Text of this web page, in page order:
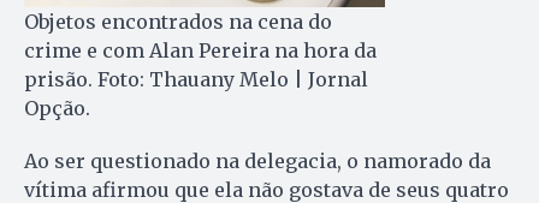
Objetos encontrados na cena do
crime e com Alan Pereira na hora da
prisão. Foto: Thauany Melo | Jornal
Opção.
Ao ser questionado na delegacia, o namorado da
vítima afirmou que ela não gostava de seus quatro